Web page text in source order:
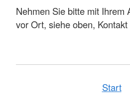
Nehmen Sie bitte mit Ihrem
vor Ort, siehe oben, Kontakt
Start